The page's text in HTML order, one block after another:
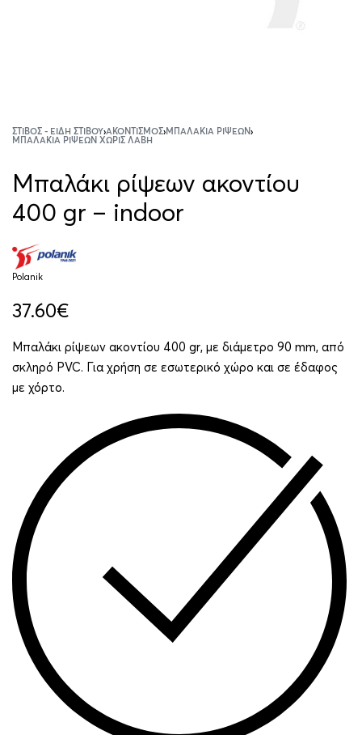
ΣΤΊΒΟΣ - ΕΊΔΗ ΣΤΊΒΟΥ›ΑΚΟΝΤΙΣΜΌΣ›ΜΠΑΛΆΚΙΑ ΡΊΨΕΩΝ›
ΜΠΑΛΆΚΙΑ ΡΊΨΕΩΝ ΧΩΡΊΣ ΛΑΒΉ
Μπαλάκι ρίψεων ακοντίου
400 gr – indoor
Polanik
37.60€
Μπαλάκι ρίψεων ακοντίου 400 gr, με διάμετρο 90 mm, από
σκληρό PVC. Για χρήση σε εσωτερικό χώρο και σε έδαφος
με χόρτο.